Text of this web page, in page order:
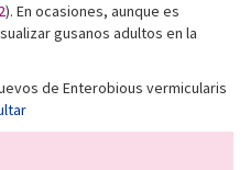
). En ocasiones, aunque es
gusanos adultos en la
de Enterobious vermicularis